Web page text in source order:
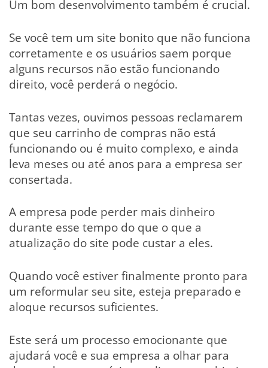
Um bom desenvolvimento também é crucial.
Se você tem um site bonito que não funciona
corretamente e os usuários saem porque
alguns recursos não estão funcionando
direito, você perderá o negócio.
Tantas vezes, ouvimos pessoas reclamarem
que seu carrinho de compras não está
funcionando ou é muito complexo, e ainda
leva meses ou até anos para a empresa ser
consertada.
A empresa pode perder mais dinheiro
durante esse tempo do que o que a
atualização do site pode custar a eles.
Quando você estiver finalmente pronto para
um reformular seu site, esteja preparado e
aloque recursos suficientes.
Este será um processo emocionante que
ajudará você e sua empresa a olhar para